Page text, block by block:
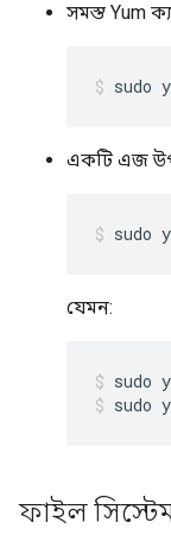
সমস্ত Yum
sudo
একটি এজ
sudo
যেমন:
sudo
ফাইল